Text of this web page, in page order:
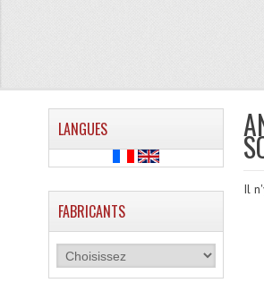
Il
LANGUES
FABRICANTS